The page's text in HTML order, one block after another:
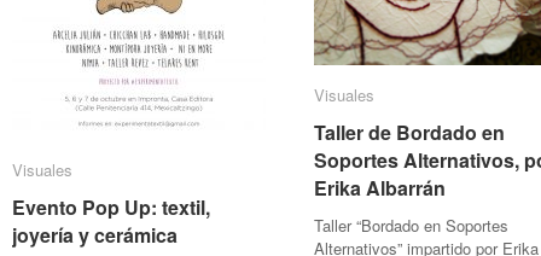
Visuales
Evento Pop Up: textil,
joyería y cerámica
Visuales
Evento Pop Up: textil,
joyería y cerámica
Visuales
Taller de Bordado en
Soportes Alternativos,
Erika Albarrán
Taller “Bordado en Soportes
Alternativos” impartido por Erika
Visuales
Taller de Bordado en
Soportes Alternativos,
Erika Albarrán